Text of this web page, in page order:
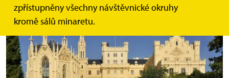
zpřístupněny všechny návštěvnické okruhy
kromě sálů minaretu.